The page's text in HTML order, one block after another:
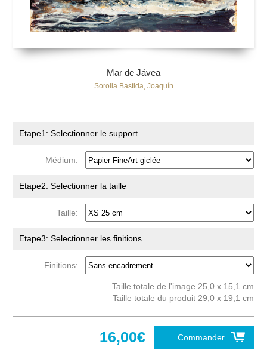
Mar de Jávea
Sorolla Bastida, Joaquín
Etape1: Selectionner le support
Médium:
Etape2: Selectionner la taille
Taille:
Etape3: Selectionner les finitions
Finitions:
Taille totale de l'image 25,0 x 15,1 cm
Taille totale du produit 29,0 x 19,1 cm
Commander
16,00€